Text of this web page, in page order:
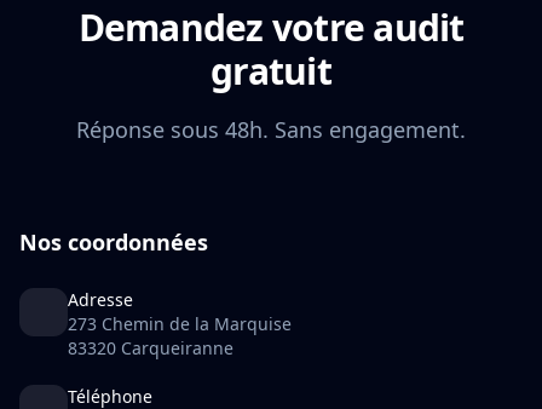
Demandez votre audit
gratuit
Réponse sous 48h. Sans engagement.
Nos coordonnées
Adresse
273 Chemin de la Marquise
83320 Carqueiranne
Téléphone